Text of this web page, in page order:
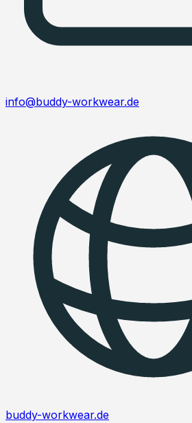
info@buddy-workwear.de
buddy-workwear.de